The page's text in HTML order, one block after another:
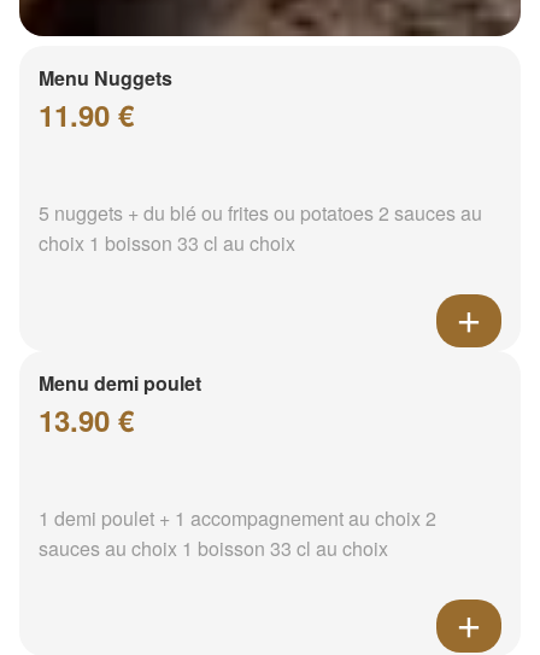
Menu Nuggets
11.90 €
5 nuggets + du blé ou frites ou potatoes 2 sauces au
choix 1 boisson 33 cl au choix
Menu demi poulet
13.90 €
1 demi poulet + 1 accompagnement au choix 2
sauces au choix 1 boisson 33 cl au choix